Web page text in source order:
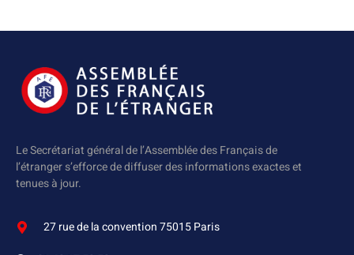
Le Secrétariat général de l’Assemblée des Français de
l’étranger s’efforce de diffuser des informations exactes et
tenues à jour.
27 rue de la convention 75015 Paris